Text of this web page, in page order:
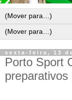
sexta-feira, 13
Porto Sport